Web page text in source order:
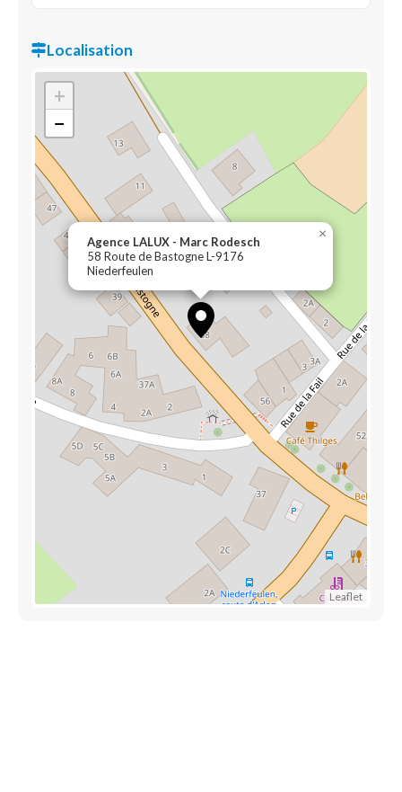
Localisation
Agence LALUX - Marc Rodesch
58 Route de Bastogne L-9176
Niederfeulen
×
+
−
Leaflet